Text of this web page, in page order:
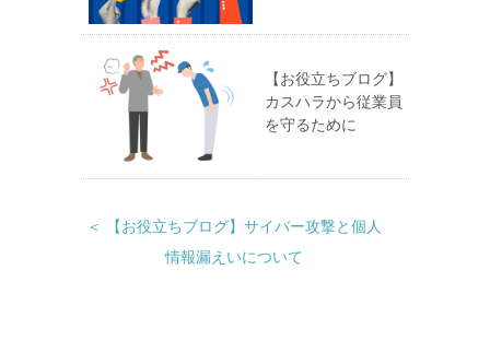
【お役立ちブログ】
カスハラから従業員
を守るために
＜ 【お役立ちブログ】サイバー攻撃と個人
情報漏えいについて